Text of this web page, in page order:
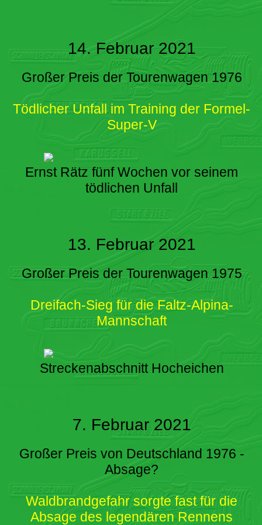
14. Februar 2021
Großer Preis der Tourenwagen 1976
Tödlicher Unfall im Training der Formel-
Super-V
Ernst Rätz fünf Wochen vor seinem
tödlichen Unfall
13. Februar 2021
Großer Preis der Tourenwagen 1975
Dreifach-Sieg für die Faltz-Alpina-
Mannschaft
Streckenabschnitt Hocheichen
7. Februar 2021
Großer Preis von Deutschland 1976 -
Absage?
Waldbrandgefahr sorgte fast für die
Absage des legendären Rennens